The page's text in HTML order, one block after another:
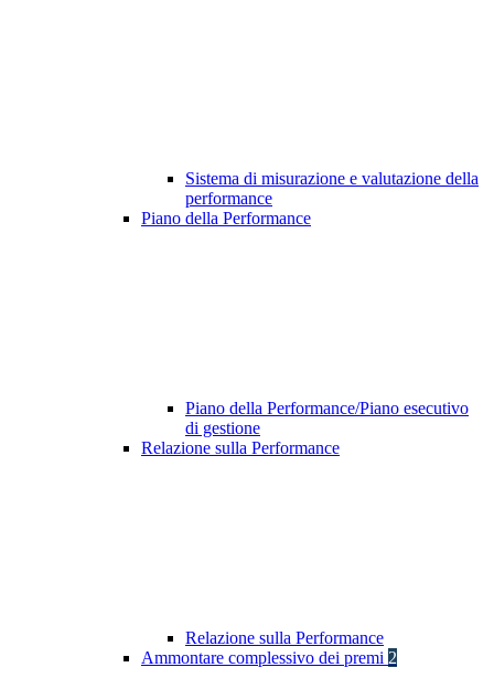
Sistema di misurazione e valutazione della
performance
Piano della Performance
Piano della Performance/Piano esecutivo
di gestione
Relazione sulla Performance
Relazione sulla Performance
Ammontare complessivo dei premi 2